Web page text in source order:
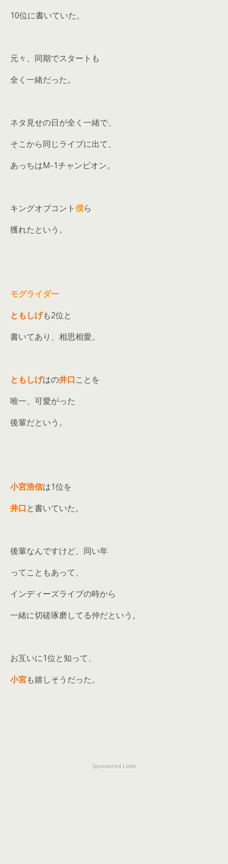
10位に書いていた。
元々、同期でスタートも
全く一緒だった。
ネタ見せの日が全く一緒で、
そこから同じライブに出て、
あっちはM-1チャンピオン。
キングオブコント僕ら
獲れたという。
モグライダー
ともしげも2位と
書いてあり、相思相愛。
ともしげはの井口ことを
唯一、可愛がった
後輩だという。
小宮浩信は1位を
井口と書いていた。
後輩なんですけど、同い年
ってこともあって、
インディーズライブの時から
一緒に切磋琢磨してる仲だという。
お互いに1位と知って、
小宮も嬉しそうだった。
Sponsored Links